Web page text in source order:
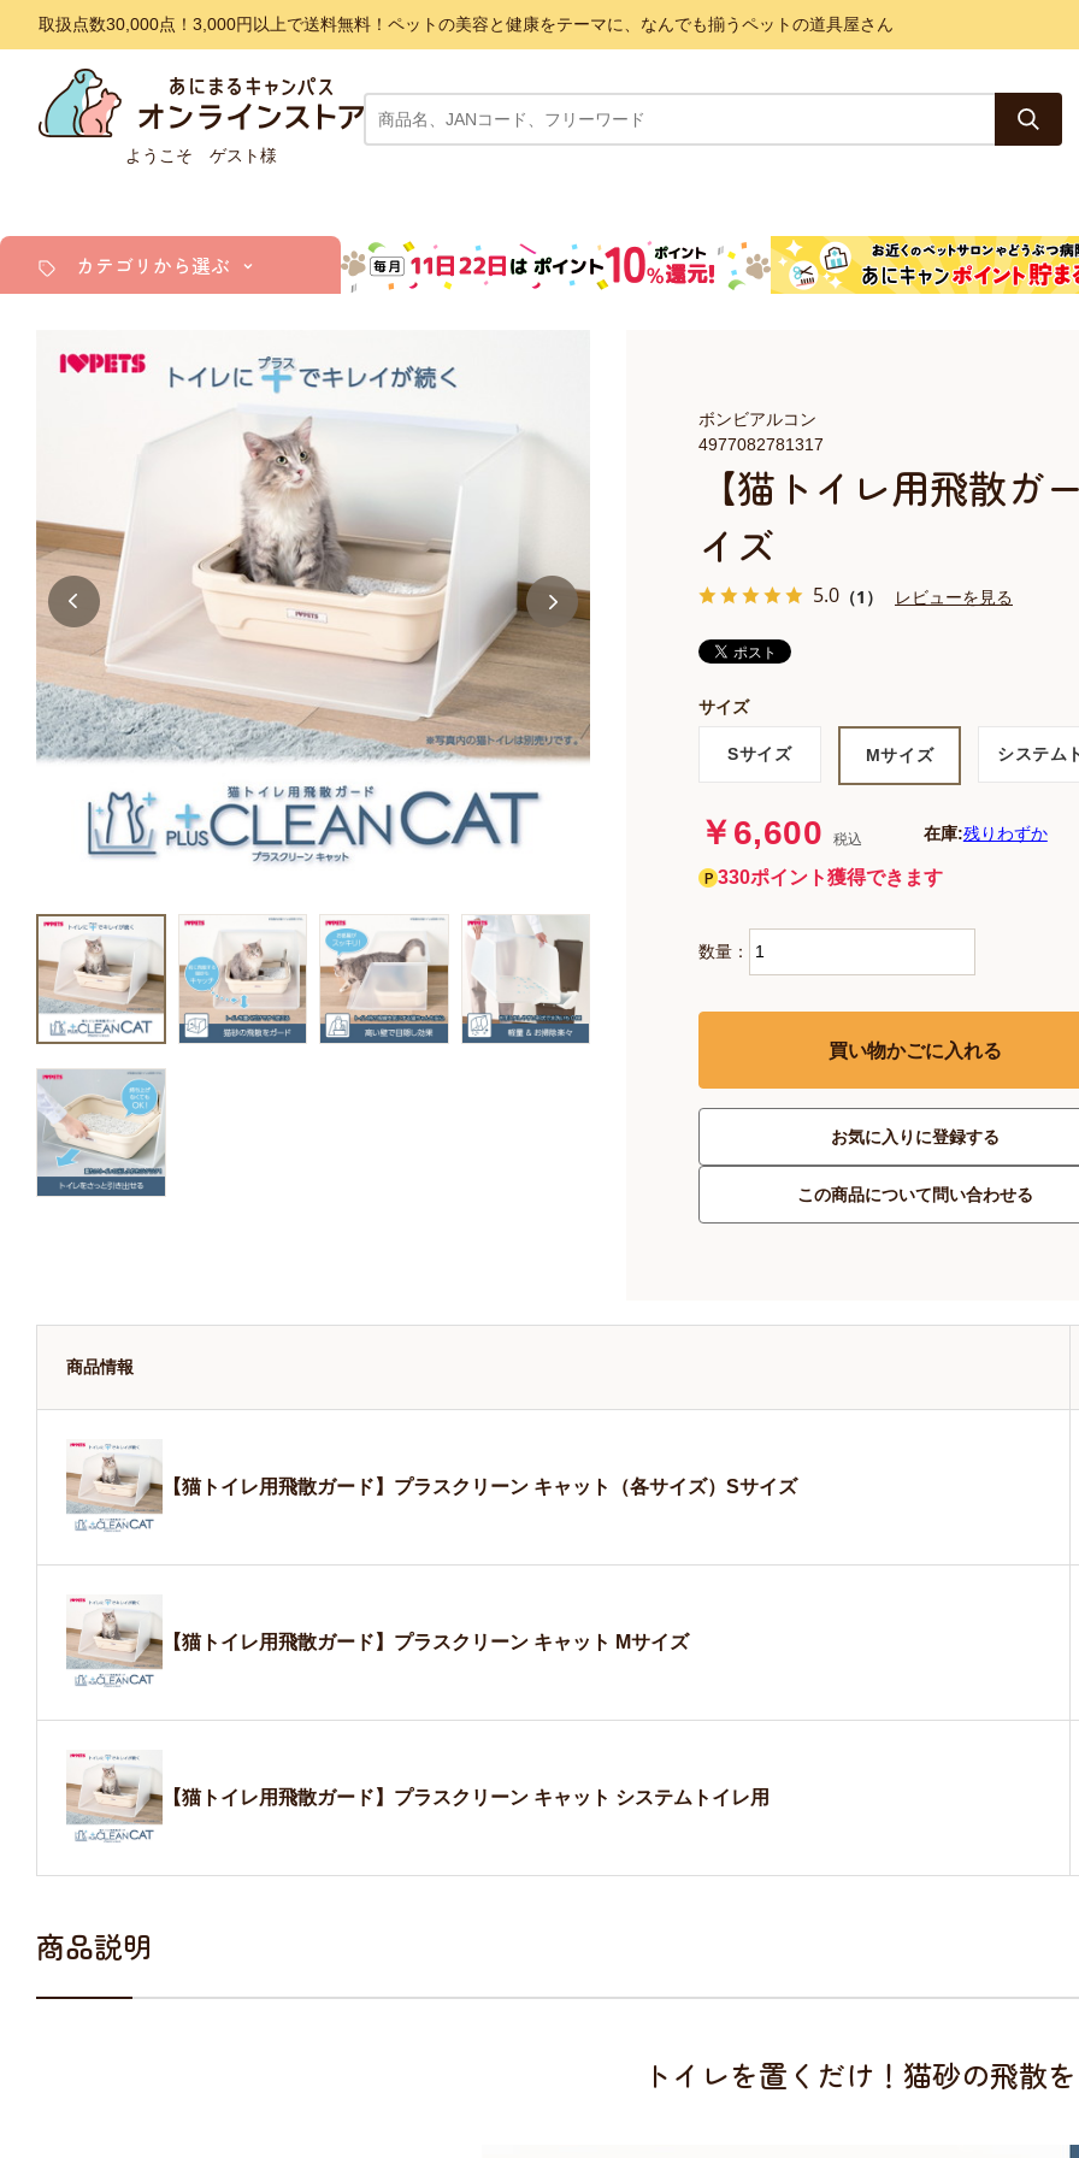
取扱点数30,000点！3,000円以上で送料無料！ペットの美容と健康をテーマに、なんでも揃うペットの道具屋さん
ようこそ ゲスト様
カテゴリから選ぶ
猫
アクア・爬虫類・昆虫
キャットフード
美容・ケア用品
服・おさんぽ用品
日用品（デイリー）
リビング雑貨
トリマーグッズ
シニアサポート
【猫トイレ用飛散ガ
イズ
5.0 （1） レビューを見る
4977082781317
ボンビアルコン
サイズ
Sサイズ Mサイズ システム
￥6,600 税込 在庫:残りわずか
330ポイント獲得できます
数量：
買い物かごに入れる
お気に入りに登録する
この商品について問い合わせる
商品情報
【猫トイレ用飛散ガード】プラスクリーン キャット（各サイズ）Sサイズ
【猫トイレ用飛散ガード】プラスクリーン キャット Mサイズ
【猫トイレ用飛散ガード】プラスクリーン キャット システムトイレ用
商品説明
トイレを置くだけ！猫砂の飛散